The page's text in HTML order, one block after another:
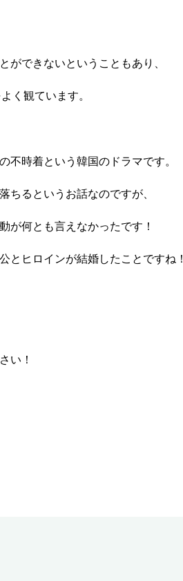
ができないということもあり、
く観ています。
不時着という韓国のドラマです。
ちるというお話なのですが、
が何とも言えなかったです！
とヒロインが結婚したことですね！
い！